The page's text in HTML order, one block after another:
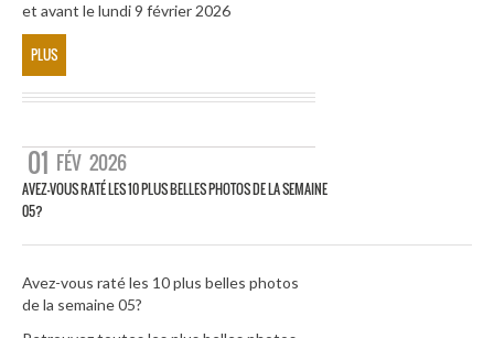
et avant le lundi 9 février 2026
PLUS
01 FÉV 2026
AVEZ-VOUS RATÉ LES 10 PLUS BELLES PHOTOS DE LA SEMAINE
05?
Avez-vous raté les 10 plus belles photos
de la semaine 05?